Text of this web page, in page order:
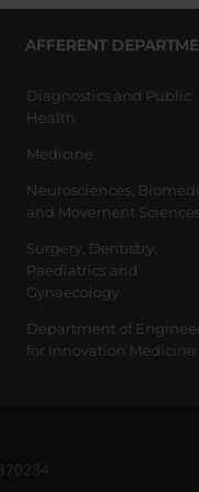
AFFERENT
Diagnostics and Public
Health
Medicine
Neurosciences,
and Movement
Surgery, Dentistry,
Paediatrics and
Gynaecology
Department of
for Innovation Medicine